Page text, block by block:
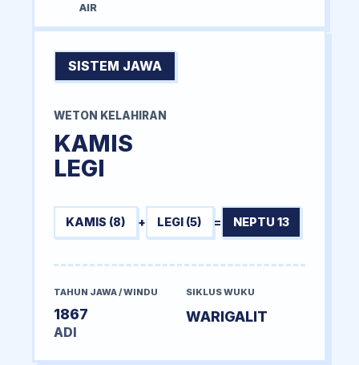
AIR
SISTEM JAWA
WETON KELAHIRAN
KAMIS
LEGI
KAMIS (8) + LEGI (5) = NEPTU 13
TAHUN JAWA / WINDU
1867
ADI
SIKLUS WUKU
WARIGALIT